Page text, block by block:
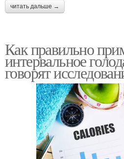
читать дальше →
Как правильно
интервальное
говорят